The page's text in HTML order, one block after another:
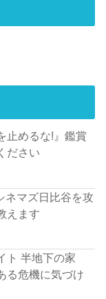
止めるな!』鑑賞
ださい
ネマズ日比谷を攻
えます
ト 半地下の家
る危機に気づけ